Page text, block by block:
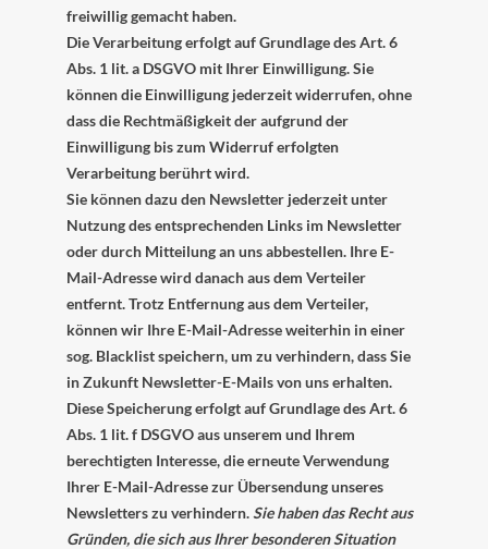
freiwillig gemacht haben.
Die Verarbeitung erfolgt auf Grundlage des Art. 6
Abs. 1 lit. a DSGVO mit Ihrer Einwilligung. Sie
können die Einwilligung jederzeit widerrufen, ohne
dass die Rechtmäßigkeit der aufgrund der
Einwilligung bis zum Widerruf erfolgten
Verarbeitung berührt wird.
Sie können dazu den Newsletter jederzeit unter
Nutzung des entsprechenden Links im Newsletter
oder durch Mitteilung an uns abbestellen. Ihre E-
Mail-Adresse wird danach aus dem Verteiler
entfernt. Trotz Entfernung aus dem Verteiler,
können wir Ihre E-Mail-Adresse weiterhin in einer
sog. Blacklist speichern, um zu verhindern, dass Sie
in Zukunft Newsletter-E-Mails von uns erhalten.
Diese Speicherung erfolgt auf Grundlage des Art. 6
Abs. 1 lit. f DSGVO aus unserem und Ihrem
berechtigten Interesse, die erneute Verwendung
Ihrer E-Mail-Adresse zur Übersendung unseres
Newsletters zu verhindern.Sie haben das Recht aus
Gründen, die sich aus Ihrer besonderen Situation